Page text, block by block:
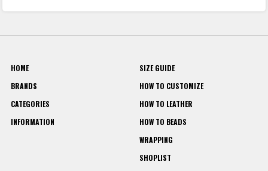
HOME
BRANDS
CATEGORIES
INFORMATION
SIZE GUIDE
HOW TO CUSTOMIZE
HOW TO LEATHER
HOW TO BEADS
WRAPPING
SHOPLIST